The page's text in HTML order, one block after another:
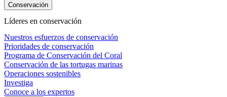
Conservación
Líderes en conservación
Nuestros esfuerzos de conservación
Prioridades de conservación
Programa de Conservación del Coral
Conservación de las tortugas marinas
Operaciones sostenibles
Investiga
Conoce a los expertos